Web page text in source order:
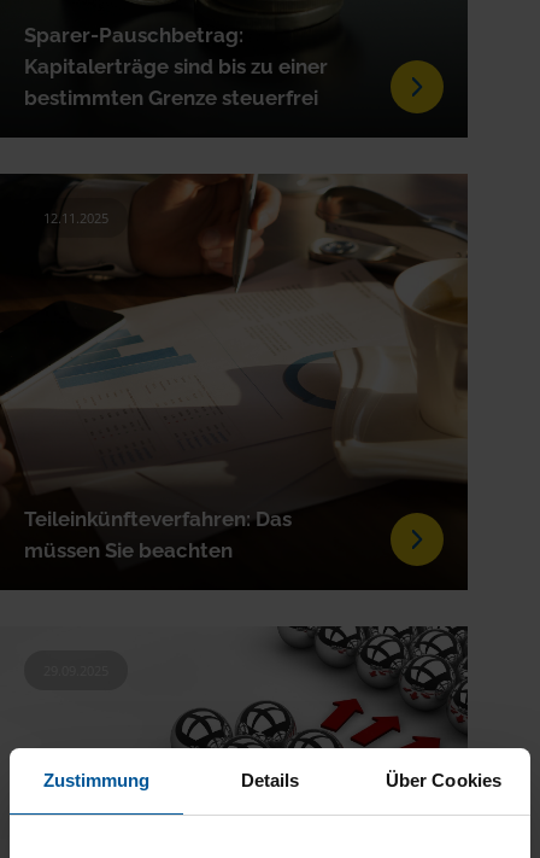
Zustimmung Details Über Cookies
Sparer-Pauschbetrag:
Kapitalerträge sind bis zu einer
bestimmten Grenze steuerfrei
Teileinkünfteverfahren: Das
müssen Sie beachten
12.11.2025